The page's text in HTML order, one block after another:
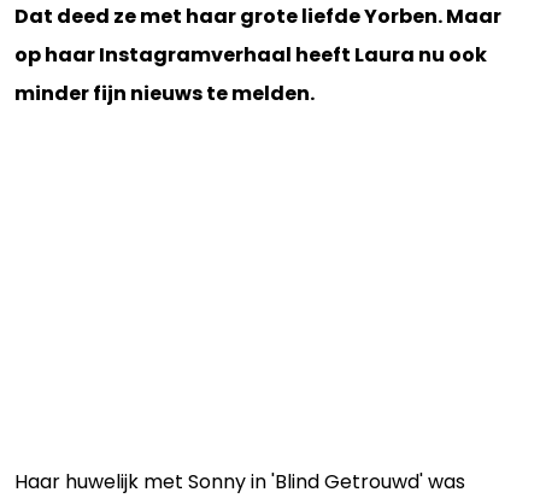
Dat deed ze met haar grote liefde Yorben. Maar
op haar Instagramverhaal heeft Laura nu ook
minder fijn nieuws te melden.
Haar huwelijk met Sonny in 'Blind Getrouwd' was